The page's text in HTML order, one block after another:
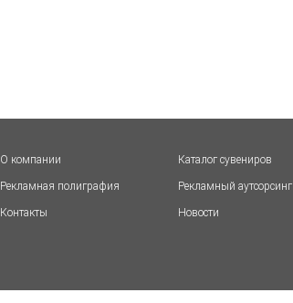
О компании Каталог сувениров
Рекламная полиграфия Рекламный аутсорсинг
Контакты Новости